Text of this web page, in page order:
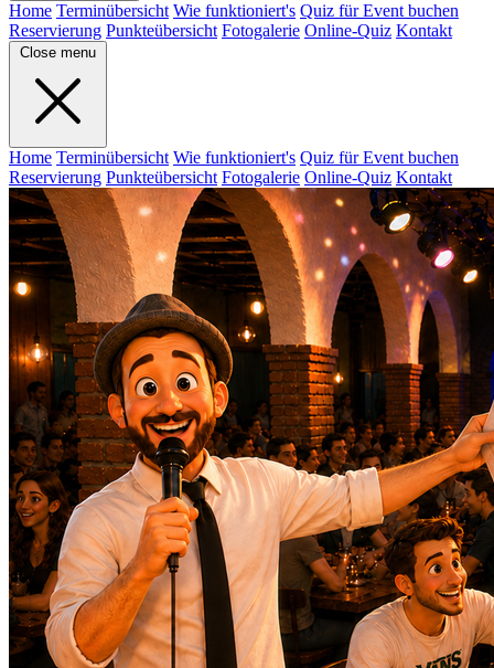
Home Terminübersicht Wie funktioniert's Quiz für Event buchen
Reservierung Punkteübersicht Fotogalerie Online-Quiz Kontakt
Close menu
Home Terminübersicht Wie funktioniert's Quiz für Event buchen
Reservierung Punkteübersicht Fotogalerie Online-Quiz Kontakt